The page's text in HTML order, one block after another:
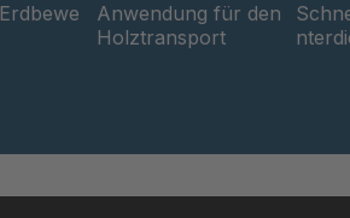
Anwendung für den
Holztransport